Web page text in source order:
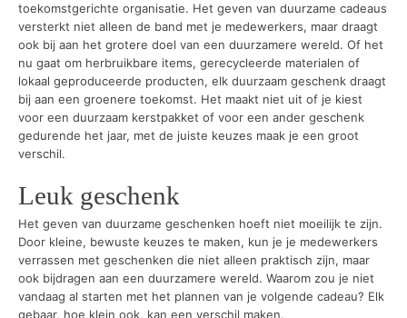
toekomstgerichte organisatie. Het geven van duurzame cadeaus
versterkt niet alleen de band met je medewerkers, maar draagt
ook bij aan het grotere doel van een duurzamere wereld. Of het
nu gaat om herbruikbare items, gerecycleerde materialen of
lokaal geproduceerde producten, elk duurzaam geschenk draagt
bij aan een groenere toekomst. Het maakt niet uit of je kiest
voor een duurzaam kerstpakket of voor een ander geschenk
gedurende het jaar, met de juiste keuzes maak je een groot
verschil.
Leuk geschenk
Het geven van duurzame geschenken hoeft niet moeilijk te zijn.
Door kleine, bewuste keuzes te maken, kun je je medewerkers
verrassen met geschenken die niet alleen praktisch zijn, maar
ook bijdragen aan een duurzamere wereld. Waarom zou je niet
vandaag al starten met het plannen van je volgende cadeau? Elk
gebaar, hoe klein ook, kan een verschil maken.